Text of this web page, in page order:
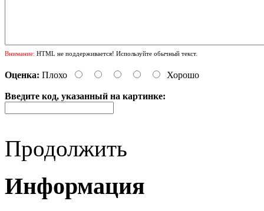
Внимание: HTML не поддерживается! Используйте обычный текст.
Оценка: Плохо Хорошо
Введите код, указанный на картинке:
Продолжить
Информация